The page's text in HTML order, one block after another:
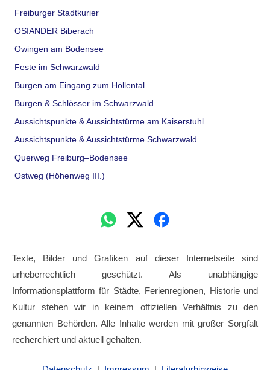
Freiburger Stadtkurier
OSIANDER Biberach
Owingen am Bodensee
Feste im Schwarzwald
Burgen am Eingang zum Höllental
Burgen & Schlösser im Schwarzwald
Aussichtspunkte & Aussichtstürme am Kaiserstuhl
Aussichtspunkte & Aussichtstürme Schwarzwald
Querweg Freiburg–Bodensee
Ostweg (Höhenweg III.)
Texte, Bilder und Grafiken auf dieser Internetseite sind
urheberrechtlich geschützt. Als unabhängige
Informationsplattform für Städte, Ferienregionen, Historie und
Kultur stehen wir in keinem offiziellen Verhältnis zu den
genannten Behörden. Alle Inhalte werden mit großer Sorgfalt
recherchiert und aktuell gehalten.